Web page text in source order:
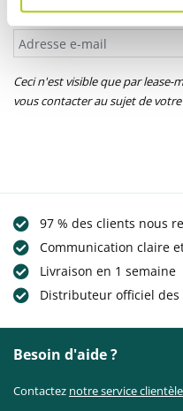
Adresse e-mail
Ceci n'est visible que par
vous contacter au sujet de votre
97 % des clients nous
Communication claire
Livraison en 1 semaine
Distributeur officiel des
Besoin d'aide ?
Contactez notre service clientèle